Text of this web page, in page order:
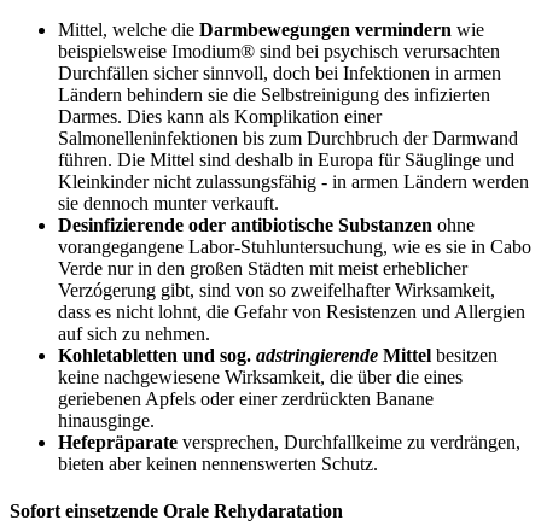
Mittel, welche die Darmbewegungen vermindern wie
beispielsweise Imodium® sind bei psychisch verursachten
Durchfällen sicher sinnvoll, doch bei Infektionen in armen
Ländern behindern sie die Selbstreinigung des infizierten
Darmes. Dies kann als Komplikation einer
Salmonelleninfektionen bis zum Durchbruch der Darmwand
führen. Die Mittel sind deshalb in Europa für Säuglinge und
Kleinkinder nicht zulassungsfähig - in armen Ländern werden
sie dennoch munter verkauft.
Desinfizierende oder antibiotische Substanzen ohne
vorangegangene Labor-Stuhluntersuchung, wie es sie in Cabo
Verde nur in den großen Städten mit meist erheblicher
Verzógerung gibt, sind von so zweifelhafter Wirksamkeit,
dass es nicht lohnt, die Gefahr von Resistenzen und Allergien
auf sich zu nehmen.
Kohletabletten und sog. adstringierende Mittel besitzen
keine nachgewiesene Wirksamkeit, die über die eines
geriebenen Apfels oder einer zerdrückten Banane
hinausginge.
Hefepräparate versprechen, Durchfallkeime zu verdrängen,
bieten aber keinen nennenswerten Schutz.
Sofort einsetzende Orale Rehydaratation